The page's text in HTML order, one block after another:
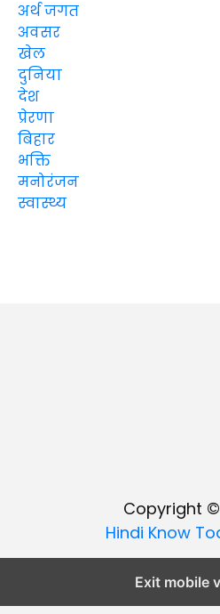
अर्थ जगत
अवसर
खेल
दुनिया
देश
प्रेरणा
बिहार
भक्ति
मनोरंजन
स्वास्थ्य
Copyright ©
Hindi Know
Exit mobile